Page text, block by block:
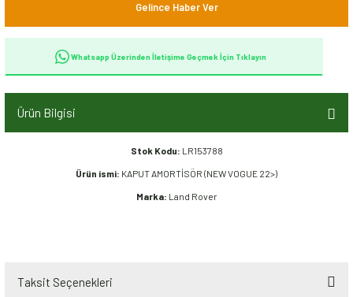
Gelince Haber Ver
Whatsapp Üzerinden İletişime Geçmek İçin Tıklayın
Ürün Bilgisi
Stok Kodu: LR153788
Ürün ismi: KAPUT AMORTİSÖR (NEW VOGUE 22>)
Marka: Land Rover
Taksit Seçenekleri